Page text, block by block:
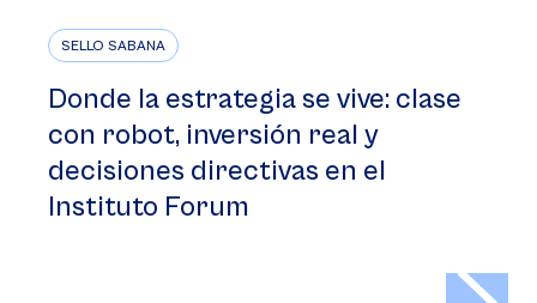
SELLO SABANA
Donde la estrategia se vive: clase
con robot, inversión real y
decisiones directivas en el
Instituto Forum